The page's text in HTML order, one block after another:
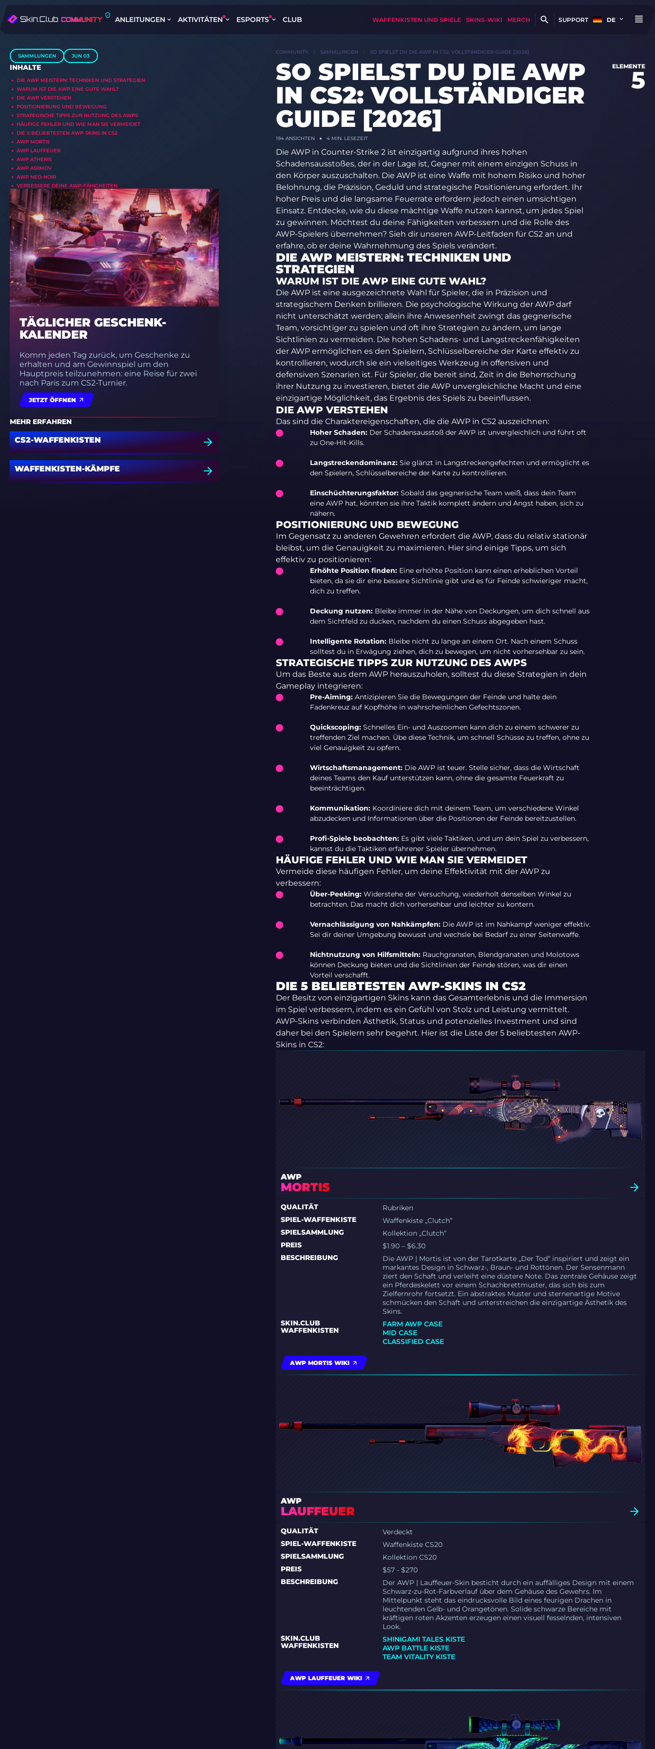
ANLEITUNGEN AKTIVITÄTEN ESPORTS CLUB WAFFENKISTEN UND SPIELE SKINS-WIKI MERCH SUPPORT DE
SAMMLUNGEN JUN 03
INHALTE
DIE AWP MEISTERN: TECHNIKEN UND STRATEGIEN
WARUM IST DIE AWP EINE GUTE WAHL?
DIE AWP VERSTEHEN
POSITIONIERUNG UND BEWEGUNG
STRATEGISCHE TIPPS ZUR NUTZUNG DES AWPS
HÄUFIGE FEHLER UND WIE MAN SIE VERMEIDET
DIE 5 BELIEBTESTEN AWP-SKINS IN CS2
AWP MORTIS
AWP LAUFFEUER
AWP ATHERIS
AWP ASIIMOV
AWP NEO-NOIR
VERBESSERE DEINE AWP-FÄHIGKEITEN
TÄGLICHER GESCHENK-
KALENDER
Komm jeden Tag zurück, um Geschenke zu
erhalten und am Gewinnspiel um den
Hauptpreis teilzunehmen: eine Reise für zwei
nach Paris zum CS2-Turnier.
JETZT ÖFFNEN
MEHR ERFAHREN
CS2-WAFFENKISTEN
WAFFENKISTEN-KÄMPFE
COMMUNITY SAMMLUNGEN SO SPIELST DU DIE AWP IN CS2: VOLLSTÄNDIGER GUIDE [2026]
SO SPIELST DU DIE AWP
IN CS2: VOLLSTÄNDIGER
GUIDE [2026]
ELEMENTE
5
194ANSICHTEN 4 MIN. LESEZEIT
Die AWP in Counter-Strike 2 ist einzigartig aufgrund ihres hohen
Schadensausstoßes, der in der Lage ist, Gegner mit einem einzigen Schuss in
den Körper auszuschalten. Die AWP ist eine Waffe mit hohem Risiko und hoher
Belohnung, die Präzision, Geduld und strategische Positionierung erfordert. Ihr
hoher Preis und die langsame Feuerrate erfordern jedoch einen umsichtigen
Einsatz. Entdecke, wie du diese mächtige Waffe nutzen kannst, um jedes Spiel
zu gewinnen. Möchtest du deine Fähigkeiten verbessern und die Rolle des
AWP-Spielers übernehmen? Sieh dir unseren AWP-Leitfaden für CS2 an und
erfahre, ob er deine Wahrnehmung des Spiels verändert.
DIE AWP MEISTERN: TECHNIKEN UND
STRATEGIEN
WARUM IST DIE AWP EINE GUTE WAHL?
Die AWP ist eine ausgezeichnete Wahl für Spieler, die in Präzision und
strategischem Denken brillieren. Die psychologische Wirkung der AWP darf
nicht unterschätzt werden; allein ihre Anwesenheit zwingt das gegnerische
Team, vorsichtiger zu spielen und oft ihre Strategien zu ändern, um lange
Sichtlinien zu vermeiden. Die hohen Schadens- und Langstreckenfähigkeiten
der AWP ermöglichen es den Spielern, Schlüsselbereiche der Karte effektiv zu
kontrollieren, wodurch sie ein vielseitiges Werkzeug in offensiven und
defensiven Szenarien ist. Für Spieler, die bereit sind, Zeit in die Beherrschung
ihrer Nutzung zu investieren, bietet die AWP unvergleichliche Macht und eine
einzigartige Möglichkeit, das Ergebnis des Spiels zu beeinflussen.
DIE AWP VERSTEHEN
Das sind die Charaktereigenschaften, die die AWP in CS2 auszeichnen:
Hoher Schaden:Der Schadensausstoß der AWP ist unvergleichlich und führt oft
zu One-Hit-Kills.
Langstreckendominanz:Sie glänzt in Langstreckengefechten und ermöglicht es
den Spielern, Schlüsselbereiche der Karte zu kontrollieren.
Einschüchterungsfaktor:Sobald das gegnerische Team weiß, dass dein Team
eine AWP hat, könnten sie ihre Taktik komplett ändern und Angst haben, sich zu
nähern.
POSITIONIERUNG UND BEWEGUNG
Im Gegensatz zu anderen Gewehren erfordert die AWP, dass du relativ stationär
bleibst, um die Genauigkeit zu maximieren. Hier sind einige Tipps, um sich
effektiv zu positionieren:
Erhöhte Position finden:Eine erhöhte Position kann einen erheblichen Vorteil
bieten, da sie dir eine bessere Sichtlinie gibt und es für Feinde schwieriger macht,
dich zu treffen.
Deckung nutzen:Bleibe immer in der Nähe von Deckungen, um dich schnell aus
dem Sichtfeld zu ducken, nachdem du einen Schuss abgegeben hast.
Intelligente Rotation:Bleibe nicht zu lange an einem Ort. Nach einem Schuss
solltest du in Erwägung ziehen, dich zu bewegen, um nicht vorhersehbar zu sein.
STRATEGISCHE TIPPS ZUR NUTZUNG DES AWPS
Um das Beste aus dem AWP herauszuholen, solltest du diese Strategien in dein
Gameplay integrieren:
Pre-Aiming:Antizipieren Sie die Bewegungen der Feinde und halte dein
Fadenkreuz auf Kopfhöhe in wahrscheinlichen Gefechtszonen.
Quickscoping:Schnelles Ein- und Auszoomen kann dich zu einem schwerer zu
treffenden Ziel machen. Übe diese Technik, um schnell Schüsse zu treffen, ohne zu
viel Genauigkeit zu opfern.
Wirtschaftsmanagement:Die AWP ist teuer. Stelle sicher, dass die Wirtschaft
deines Teams den Kauf unterstützen kann, ohne die gesamte Feuerkraft zu
beeinträchtigen.
Kommunikation:Koordiniere dich mit deinem Team, um verschiedene Winkel
abzudecken und Informationen über die Positionen der Feinde bereitzustellen.
Profi-Spiele beobachten:Es gibt viele Taktiken, und um dein Spiel zu verbessern,
kannst du die Taktiken erfahrener Spieler übernehmen.
HÄUFIGE FEHLER UND WIE MAN SIE VERMEIDET
Vermeide diese häufigen Fehler, um deine Effektivität mit der AWP zu
verbessern:
Über-Peeking:Widerstehe der Versuchung, wiederholt denselben Winkel zu
betrachten. Das macht dich vorhersehbar und leichter zu kontern.
Vernachlässigung von Nahkämpfen:Die AWP ist im Nahkampf weniger effektiv.
Sei dir deiner Umgebung bewusst und wechsle bei Bedarf zu einer Seitenwaffe.
Nichtnutzung von Hilfsmitteln:Rauchgranaten, Blendgranaten und Molotows
können Deckung bieten und die Sichtlinien der Feinde stören, was dir einen
Vorteil verschafft.
DIE 5 BELIEBTESTEN AWP-SKINS IN CS2
Der Besitz von einzigartigen Skins kann das Gesamterlebnis und die Immersion
im Spiel verbessern, indem es ein Gefühl von Stolz und Leistung vermittelt.
AWP-Skins verbinden Ästhetik, Status und potenzielles Investment und sind
daher bei den Spielern sehr begehrt. Hier ist die Liste der 5 beliebtesten AWP-
Skins in CS2:
AWP
MORTIS
QUALITÄT
Rubriken
SPIEL-WAFFENKISTE
Waffenkiste „Clutch“
SPIELSAMMLUNG
Kollektion „Clutch“
PREIS
$1.90 – $6.30
BESCHREIBUNG
Die AWP | Mortis ist von der Tarotkarte „Der Tod“ inspiriert und zeigt ein
markantes Design in Schwarz-, Braun- und Rottönen. Der Sensenmann
ziert den Schaft und verleiht eine düstere Note. Das zentrale Gehäuse zeigt
ein Pferdeskelett vor einem Schachbrettmuster, das sich bis zum
Zielfernrohr fortsetzt. Ein abstraktes Muster und sternenartige Motive
schmücken den Schaft und unterstreichen die einzigartige Ästhetik des
Skins.
SKIN.CLUB
WAFFENKISTEN
FARM AWP CASE
MID CASE
CLASSIFIED CASE
AWP MORTIS WIKI
AWP
LAUFFEUER
QUALITÄT
Verdeckt
SPIEL-WAFFENKISTE
Waffenkiste CS20
SPIELSAMMLUNG
Kollektion CS20
PREIS
$57 - $270
BESCHREIBUNG
Der AWP | Lauffeuer-Skin besticht durch ein auffälliges Design mit einem
Schwarz-zu-Rot-Farbverlauf über dem Gehäuse des Gewehrs. Im
Mittelpunkt steht das eindrucksvolle Bild eines feurigen Drachen in
leuchtenden Gelb- und Orangetönen. Solide schwarze Bereiche mit
kräftigen roten Akzenten erzeugen einen visuell fesselnden, intensiven
Look.
SKIN.CLUB
WAFFENKISTEN
SHINIGAMI TALES KISTE
AWP BATTLE KISTE
TEAM VITALITY KISTE
AWP LAUFFEUER WIKI